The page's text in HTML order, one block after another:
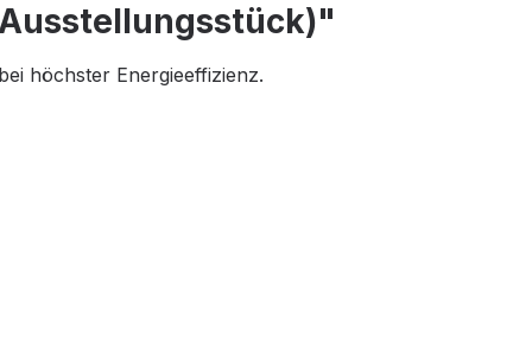
höchster Energieeffizienz.